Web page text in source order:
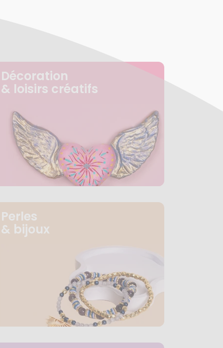
Décoration
& loisirs créatifs
Perles
& bijoux